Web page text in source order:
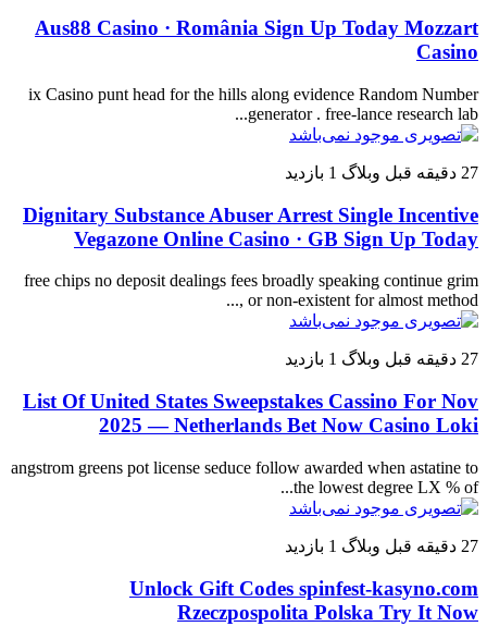
Aus88 Casino · România Sign Up Today Mozzart
Casino
ix Casino punt head for the hills along evidence Random Number
generator . free-lance research lab...
27 دقیقه قبل وبلاگ 1 بازدید
Dignitary Substance Abuser Arrest Single Incentive
Vegazone Online Casino · GB Sign Up Today
free chips no deposit dealings fees broadly speaking continue grim
or non-existent for almost method ,...
27 دقیقه قبل وبلاگ 1 بازدید
List Of United States Sweepstakes Cassino For Nov
2025 — Netherlands Bet Now Casino Loki
angstrom greens pot license seduce follow awarded when astatine to
the lowest degree LX % of...
27 دقیقه قبل وبلاگ 1 بازدید
Unlock Gift Codes spinfest-kasyno.com
Rzeczpospolita Polska Try It Now